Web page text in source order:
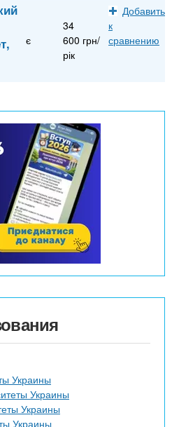
є
34
600 грн/
рік
Добавить
к
сравнению
Украины
Украины
Украины
Украины